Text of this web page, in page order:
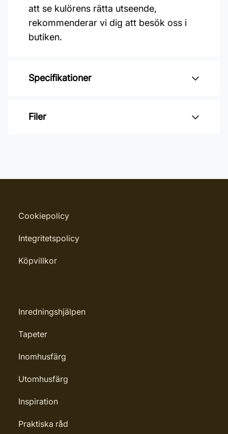
att se kulörens rätta utseende,
rekommenderar vi dig att besök oss i
butiken.
Specifikationer
Varumärke: OSMO
Penselborste, Roller, Spackel, Trasa
Rekommenderat antal strykningar:
Rengöring: Penseltvätt
Filer
Cookiepolicy
Integritetspolicy
Köpvillkor
Inredningshjälpen
Tapeter
Inomhusfärg
Utomhusfärg
Inspiration
Praktiska råd